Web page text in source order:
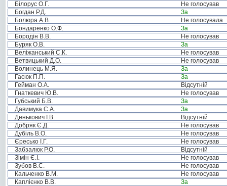
Білорус О.Г.
Не голосував
Богдан Р.Д.
За
Болюра А.В.
Не голосувала
Бондаренко О.Ф.
За
Бородін В.В.
Не голосував
Буряк О.В.
За
Веліжанський С.К.
Не голосував
Ветвицький Д.О.
Не голосував
Волинець М.Я.
За
Гасюк П.П.
За
Гейман О.А.
Відсутній
Гнаткевич Ю.В.
Не голосував
Губський Б.В.
За
Давимука С.А.
За
Денькович І.В.
Відсутній
Добряк Є.Д.
Не голосував
Дубіль В.О.
Не голосував
Єресько І.Г.
Не голосував
Забзалюк Р.О.
Відсутній
Зімін Є.І.
Не голосував
Зубов В.С.
Не голосував
Кальченко В.М.
Не голосував
Каплієнко В.В.
За